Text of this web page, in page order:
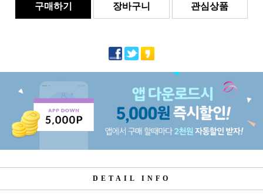
구매하기 장바구니 관심상품
DETAIL INFO